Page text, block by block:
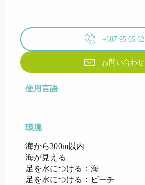
+687 95 65 62
お問い合わせ
使用言語
使用言語
環境
環境
海から300m以内
海が見える
足を水につける：海
足を水につける：ビーチ